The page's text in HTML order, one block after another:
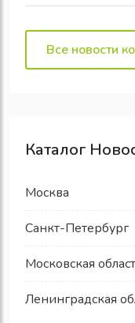
Все новости
Каталог
Москва
Санкт-Петербург
Московская
Ленинградская